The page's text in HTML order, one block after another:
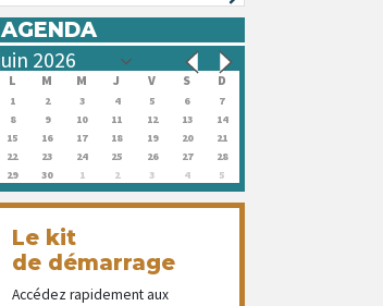
AGENDA
L M M J V S D
1 2 3 4 5 6
7
8
9 10 11 12 13
14
15
16 17 18 19 20
21
22
23 24 25 26 27
28
29
30 1 2 3 4 5
Le kit
de démarrage
Accédez rapidement aux